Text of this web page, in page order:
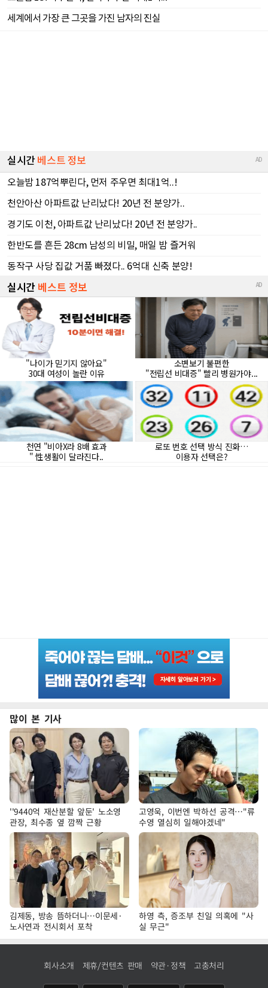
많이 본 기사
''9440억 재산분할 앞둔' 노소영
관장, 최수종 옆 깜짝 근황
고영욱, 이번엔 박하선 공격…"류
수영 열심히 일해야겠네"
김제동, 방송 뜸하더니…이문세·
노사연과 전시회서 포착
하영 측, 증조부 친일 의혹에 "사
실 무근"
회사소개 제휴/컨텐츠 판매 약관·정책 고충처리